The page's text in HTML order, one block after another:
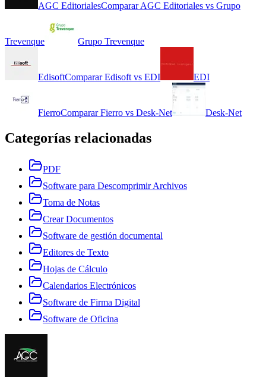
AGC EditorialesCompararAGC Editoriales vs Grupo
Trevenque Grupo Trevenque
EdisoftComparar Edisoftvs EDI EDI
FierroComparar Fierro vs Desk-Net Desk-Net
Categorías relacionadas
PDF
Software para Descomprimir Archivos
Toma de Notas
Crear Documentos
Software de gestión documental
Editores de Texto
Hojas de Cálculo
Calendarios Electrónicos
Software de Firma Digital
Software de Oficina